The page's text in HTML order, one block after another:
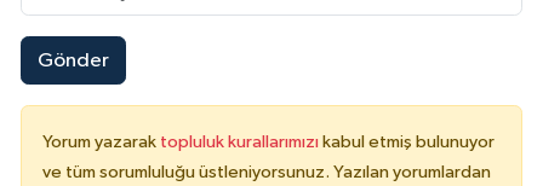
Gönder
Yorum yazarak topluluk kurallarımızı kabul etmiş bulunuyor
ve tüm sorumluluğu üstleniyorsunuz. Yazılan yorumlardan
Van Müftülüğü
Yalova Müftülüğü
Yozgat Müftülüğü